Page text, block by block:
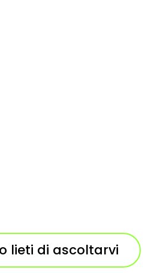
lieti di ascoltarvi